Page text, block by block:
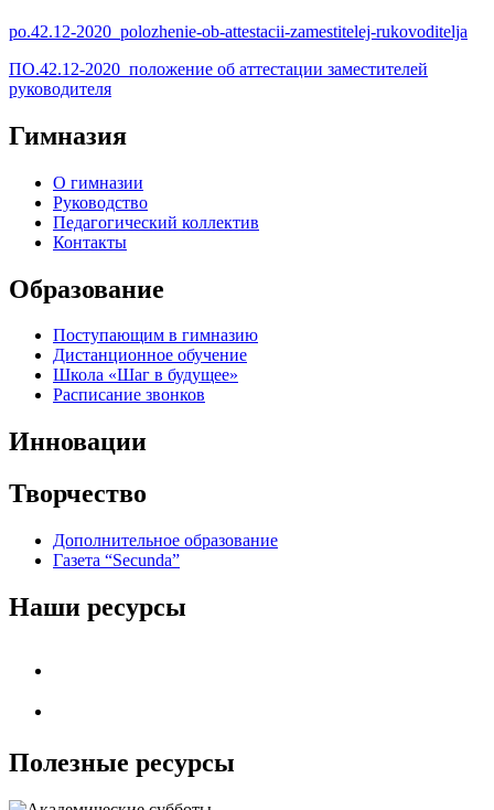
po.42.12-2020_polozhenie-ob-attestacii-zamestitelej-rukovoditelja
ПО.42.12-2020_положение об аттестации заместителей
руководителя
Гимназия
О гимназии
Руководство
Педагогический коллектив
Контакты
Образование
Поступающим в гимназию
Дистанционное обучение
Школа «Шаг в будущее»
Расписание звонков
Инновации
Творчество
Дополнительное образование
Газета “Secunda”
Наши ресурсы
Полезные ресурсы